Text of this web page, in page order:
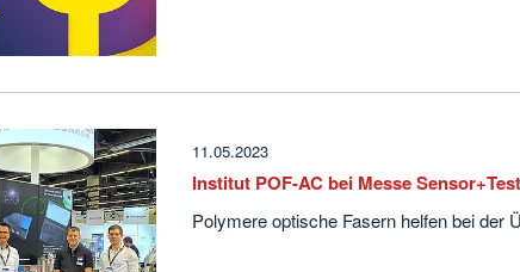
11.05.2023
Institut POF-AC bei Messe Sensor+Test
Polymere optische Fasern helfen bei der